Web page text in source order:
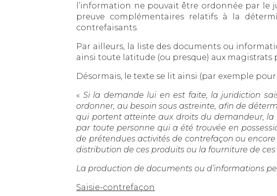
l’information ne pouvait être ordonnée par le
preuve complémentaires relatifs à la
contrefaisants.
Par ailleurs, la liste des documents ou
ainsi toute latitude (ou presque) aux
Désormais, le texte se lit ainsi (par exemple pour
« Si la demande lui en est faite, la juridiction
ordonner, au besoin sous astreinte, afin de
qui portent atteinte aux droits du demandeur,
par toute personne qui a été trouvée en
de prétendues activités de contrefaçon ou
distribution de ces produits ou la fourniture de ces
La production de documents ou d’informations
Saisie-contrefaçon